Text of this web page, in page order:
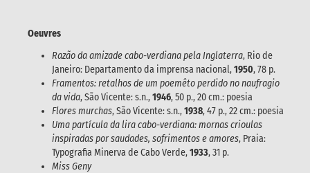
Oeuvres
Razão da amizade cabo-verdiana pela Inglaterra, Rio de
Janeiro: Departamento da imprensa nacional,1950, 78 p.
Framentos: retalhos de um poemêto perdido no naufragio
da vida, São Vicente: s.n.,1946, 50 p., 20 cm.: poesia
Flores murchas, São Vicente: s.n.,1938, 47 p., 22 cm.: poesia
Uma partícula da lira cabo-verdiana: mornas crioulas
inspiradas por saudades, sofrimentos e amores, Praia:
Typografia Minerva de Cabo Verde,1933, 31 p.
Miss Geny